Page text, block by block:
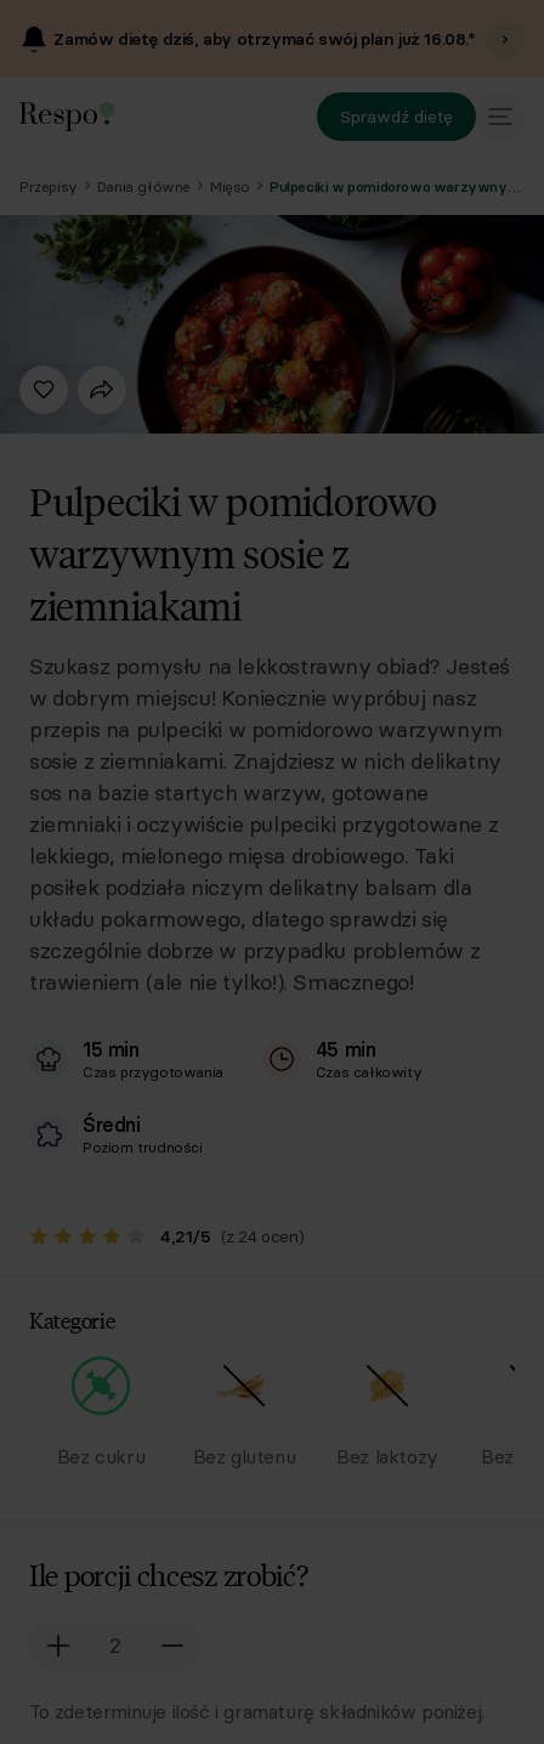
Zamów dietę dziś, aby otrzymać swój plan już16.08.*
Sprawdź dietę
Przepisy Dania główne Mięso
Pulpeciki w pomidorowo
warzywnym sosie z
ziemniakami
Szukasz pomysłu na lekkostrawny obiad? Jesteś
w dobrym miejscu! Koniecznie wypróbuj nasz
przepis na pulpeciki w pomidorowo warzywnym
sosie z ziemniakami. Znajdziesz w nich delikatny
sos na bazie startych warzyw, gotowane
ziemniaki i oczywiście pulpeciki przygotowane z
lekkiego, mielonego mięsa drobiowego. Taki
posiłek podziała niczym delikatny balsam dla
układu pokarmowego, dlatego sprawdzi się
szczególnie dobrze w przypadku problemów z
trawieniem (ale nie tylko!). Smacznego!
15 min
Czas przygotowania
45 min
Czas całkowity
Średni
Poziom trudności
4,21/5 (z 24 ocen)
Kategorie
Bez cukru Bez glutenu Bez laktozy Bez
Ile porcji chcesz zrobić?
To zdeterminuje ilość i gramaturę składników poniżej.